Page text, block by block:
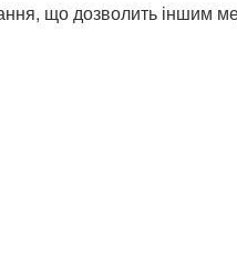
що дозволить іншим